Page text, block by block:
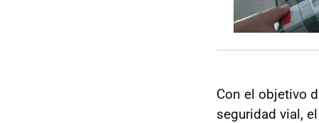
Con el objetivo
seguridad vial,